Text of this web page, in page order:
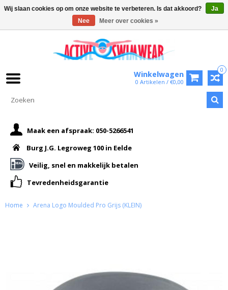
0
Winkelwagen
0 Artikelen / €0,00
Maak een afspraak: 050-5266541
Burg J.G. Legroweg 100 in Eelde
Veilig, snel en makkelijk betalen
Tevredenheidsgarantie
Home Arena Logo Moulded Pro Grijs (KLEIN)
Wij slaan cookies op om onze website te verbeteren. Is dat akkoord?
Ja
Nee
Meer over cookies »